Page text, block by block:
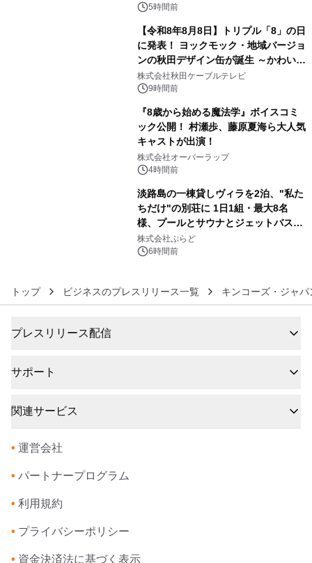
5時間前
【令和8年8月8日】トリプル「8」の日
に発表！ ヨックモック・地域バージョ
ンの秋田デザイン缶が誕生 ～かわいい
秋田犬の子犬と秋田の四季と名所を巡
るパッケージ～ 9月1日(火)秋田県内で
株式会社秋田ケーブルテレビ
9時間前
『8歳から始める魔法学』ボイスコミ
ック公開！ 村瀬歩、藤原夏海ら大人気
キャストが出演！
株式会社オーバーラップ
4時間前
淡路島の一棟貸しヴィラを2泊、"私た
ちだけ"の別荘に 1日1組・最大8名
様、プールとサウナとジェットバス付
きで Villa Mon Temps AWAJIの連泊
素泊りプラン
株式会社ぷらど
6時間前
トップ ビジネスのプレスリリース一覧 キンコーズ・ジャ
プレスリリース配信
サポート
関連サービス
• 運営会社
• パートナープログラム
• 利用規約
• プライバシーポリシー
• 資金決済法に基づく表示